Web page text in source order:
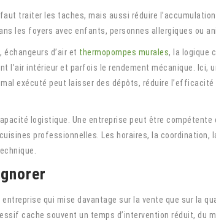
traiter les taches, mais aussi réduire
les foyers avec enfants, personnes allergiques ou
d’air et thermopompes murales, la logique
l’air intérieur et parfois le rendement mécanique.
exécuté peut laisser des dépôts, réduire l’efficacité
logistique. Une entreprise peut être
professionnelles. Les horaires, la
qui mise davantage sur la vente que sur la
cache souvent un temps d’intervention réduit, du